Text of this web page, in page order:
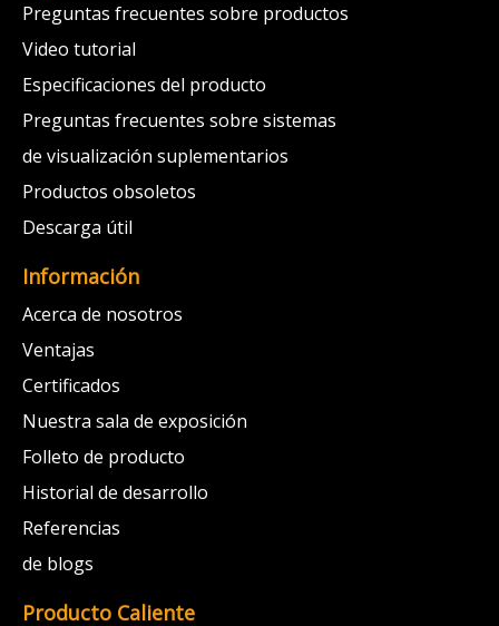
Preguntas frecuentes sobre productos
Video tutorial
Especificaciones del producto
Preguntas frecuentes sobre sistemas
de visualización suplementarios
Productos obsoletos
Descarga útil
Información
Acerca de nosotros
Ventajas
Certificados
Nuestra sala de exposición
Folleto de producto
Historial de desarrollo
Referencias
de blogs
Producto Caliente